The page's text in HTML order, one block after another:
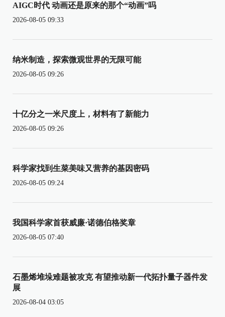
AIGC时代 动画还是原来的那个“动画”吗
2026-08-05 09:33
纳米制造，探索微观世界的无限可能
2026-08-05 09:26
十亿分之一米尺度上，材料有了新能力
2026-08-05 09:26
科学家找到生菜美味又营养的基因密码
2026-08-05 09:24
我国科学家首获威廉·诺德伯格奖章
2026-08-05 07:40
石墨烯堆垛难题被攻克 有望推动新一代拓扑量子器件发
展
2026-08-04 03:05